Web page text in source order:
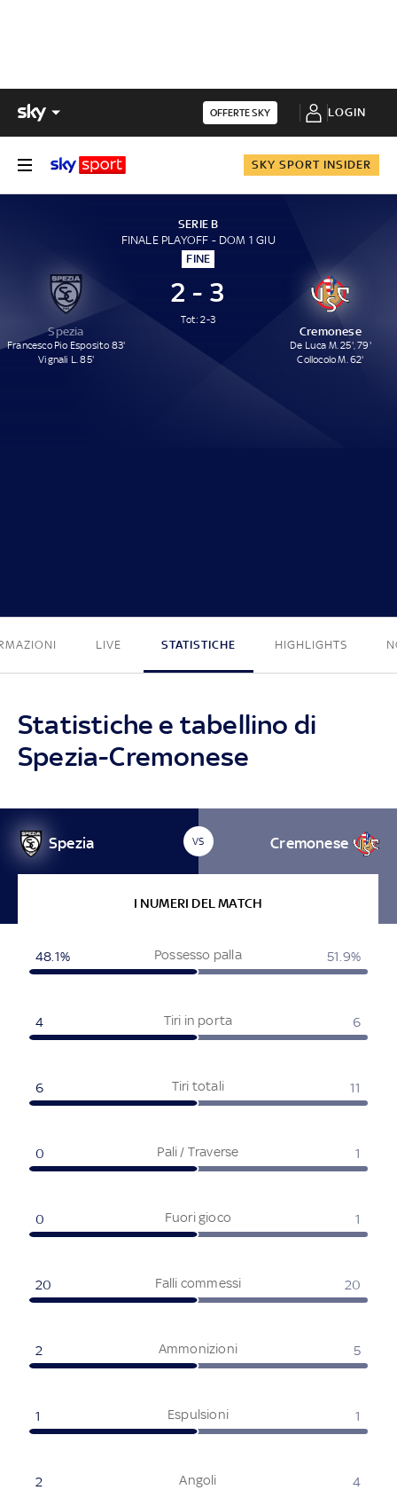
OFFERTE SKY LOGIN
SKY SPORT INSIDER
SERIE B
FINALE PLAYOFF - DOM 1 GIU
FINE
Spezia
Francesco Pio Esposito 83'
Vignali L. 85'
2 - 3
Tot: 2-3
Cremonese
De Luca M. 25', 79'
Collocolo M. 62'
LIVE STATISTICHE HIGHLIGHTS
Statistiche e tabellino di
Spezia-Cremonese
Spezia VS Cremonese
I NUMERI DEL MATCH
Possesso palla
48.1% 51.9%
Tiri in porta
4 6
Tiri totali
6 11
Pali / Traverse
0 1
Fuori gioco
0 1
Falli commessi
20 20
Ammonizioni
2 5
Espulsioni
1 1
Angoli
2 4